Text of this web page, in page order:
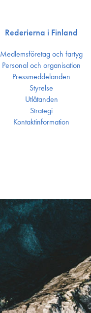
Rederierna i Finland
Medlemsföretag och fartyg
Personal och organisation
Press­meddelanden
Styrelse
Utlåtanden
Strategi
Kontakt­information